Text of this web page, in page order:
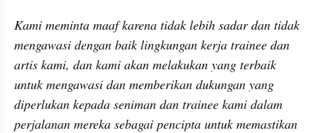
Kami meminta maaf karena tidak lebih sadar dan tidak
mengawasi dengan baik lingkungan kerja trainee dan
artis kami, dan kami akan melakukan yang terbaik
untuk mengawasi dan memberikan dukungan yang
diperlukan kepada seniman dan trainee kami dalam
perjalanan mereka sebagai pencipta untuk memastikan